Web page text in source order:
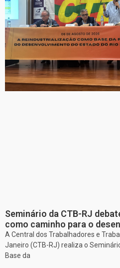
Seminário da CTB-RJ
como caminho para o
A Central dos Trabalhadores e
Janeiro (CTB-RJ) realiza o
Base da